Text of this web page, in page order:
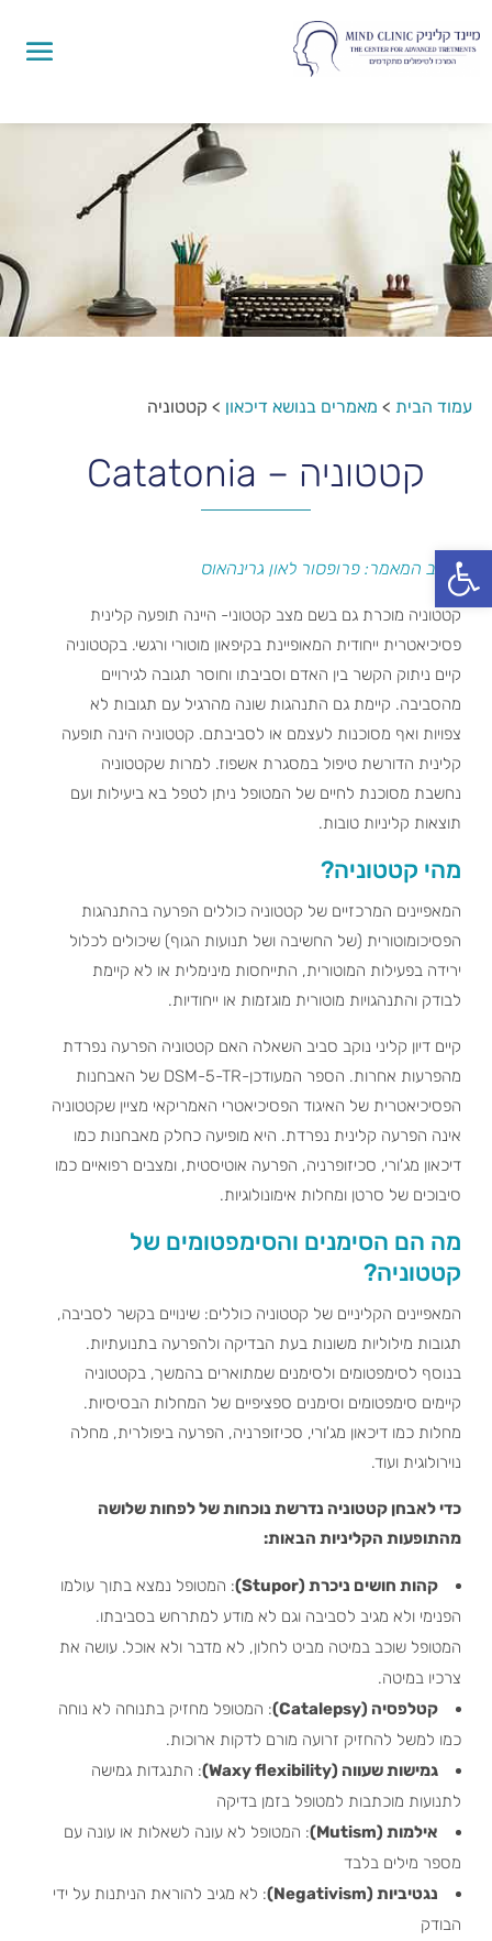
פתח סרגל נגישות
עמוד הבית > מאמרים בנושא דיכאון > קטטוניה
קטטוניה – Catatonia
כותב המאמר: פרופסור לאון גרינהאוס
קטטוניה מוכרת גם בשם מצב קטטוני- היינה תופעה קלינית
פסיכיאטרית ייחודית המאופיינת בקיפאון מוטורי ורגשי. בקטטוניה
קיים ניתוק הקשר בין האדם וסביבתו וחוסר תגובה לגירויים
מהסביבה. קיימת גם התנהגות שונה מהרגיל עם תגובות לא
צפויות ואף מסוכנות לעצמם או לסביבתם. קטטוניה הינה תופעה
קלינית הדורשת טיפול במסגרת אשפוז. למרות שקטטוניה
נחשבת מסוכנת לחיים של המטופל ניתן לטפל בא ביעילות ועם
תוצאות קליניות טובות.
מהי קטטוניה?
המאפיינים המרכזיים של קטטוניה כוללים הפרעה בהתנהגות
הפסיכומוטורית (של החשיבה ושל תנועות הגוף) שיכולים לכלול
ירידה בפעילות המוטורית, התייחסות מינימלית או לא קיימת
לבודק והתנהגויות מוטורית מוגזמות או ייחודיות.
קיים דיון קליני נוקב סביב השאלה האם קטטוניה הפרעה נפרדת
מהפרעות אחרות. הספר המעודכן-DSM-5-TR של האבחנות
הפסיכיאטרית של האיגוד הפסיכיאטרי האמריקאי מציין שקטטוניה
אינה הפרעה קלינית נפרדת. היא מופיעה כחלק מאבחנות כמו
דיכאון מג'ורי, סכיזופרניה, הפרעה אוטיסטית, ומצבים רפואיים כמו
סיבוכים של סרטן ומחלות אימונולוגיות.
מה הם הסימנים והסימפטומים של
קטטוניה?
המאפיינים הקליניים של קטטוניה כוללים: שינויים בקשר לסביבה,
תגובות מילוליות משונות בעת הבדיקה ולהפרעה בתנועתיות.
בנוסף לסימפטומים ולסימנים שמתוארים בהמשך, בקטטוניה
קיימים סימפטומים וסימנים ספציפיים של המחלות הבסיסיות.
מחלות כמו דיכאון מג'ורי, סכיזופרניה, הפרעה ביפולרית, מחלה
נוירולוגית ועוד.
כדי לאבחן קטטוניה נדרשת נוכחות של לפחות שלושה
מהתופעות הקליניות הבאות:
קהות חושים ניכרת (Stupor)
: המטופל נמצא בתוך עולמו
הפנימי ולא מגיב לסביבה וגם לא מודע למתרחש בסביבתו.
המטופל שוכב במיטה מביט לחלון, לא מדבר ולא אוכל. עושה את
צרכיו במיטה.
קטלפסיה (Catalepsy)
: המטופל מחזיק בתנוחה לא נוחה
כמו למשל להחזיק זרועה מורם לדקות ארוכות.
גמישות שעווה (Waxy flexibility)
: התנגדות גמישה
לתנועות מוכתבות למטופל בזמן בדיקה
אילמות (Mutism)
: המטופל לא עונה לשאלות או עונה עם
מספר מילים בלבד
נגטיביות (Negativism)
: לא מגיב להוראת הניתנות על ידי
הבודק